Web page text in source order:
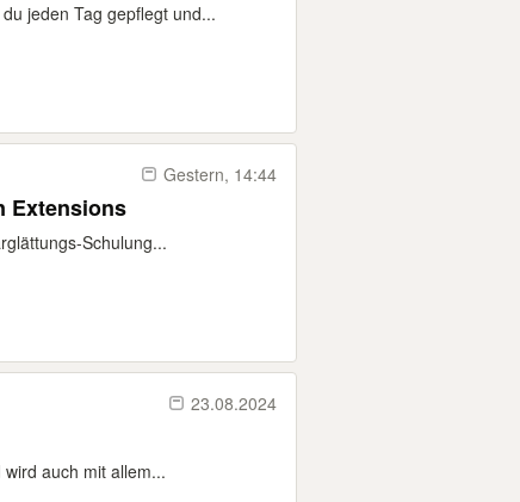
jeden Tag gepflegt und...
Gestern, 14:44
Extensions
Schulung...
23.08.2024
auch mit allem...